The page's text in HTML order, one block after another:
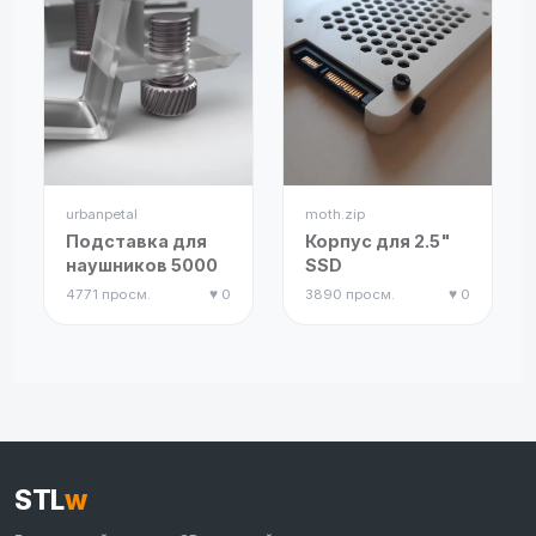
urbanpetal
Подставка для
наушников 5000
4771 просм. ♥ 0
moth.zip
Корпус для 2.5"
SSD
3890 просм. ♥ 0
STLw